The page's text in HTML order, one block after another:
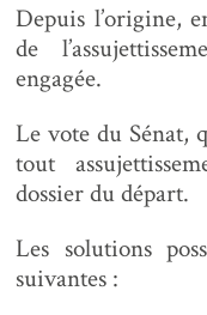
Depuis l’origine,
de
engagée.
Le vote du Sénat,
tout
dossier du départ.
Les solutions
suivantes :